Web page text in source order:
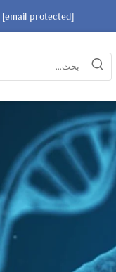
[email protected]